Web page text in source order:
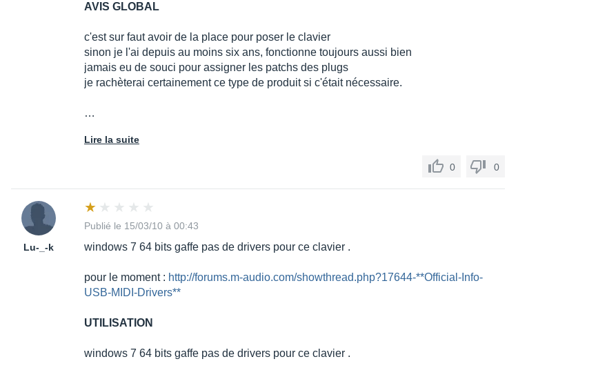
AVIS GLOBAL
c'est sur faut avoir de la place pour poser le clavier
sinon je l'ai depuis au moins six ans, fonctionne toujours aussi bien
jamais eu de souci pour assigner les patchs des plugs
je rachèterai certainement ce type de produit si c'était nécessaire.
…
Lire la suite
0 0
Lu-_-k
Publié le 15/03/10 à 00:43
windows 7 64 bits gaffe pas de drivers pour ce clavier .
pour le moment : http://forums.m-audio.com/showthread.php?17644-**Official-Info-
USB-MIDI-Drivers**
UTILISATION
windows 7 64 bits gaffe pas de drivers pour ce clavier .